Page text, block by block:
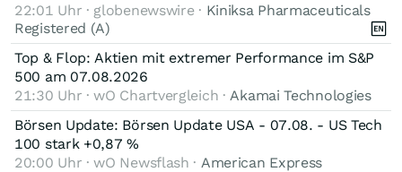
22:01 Uhr · globenewswire · Kiniksa Pharmaceuticals
Registered (A)
Top & Flop: Aktien mit extremer Performance im S&P
500 am 07.08.2026
21:30 Uhr · wO Chartvergleich · Akamai Technologies
Börsen Update: Börsen Update USA - 07.08. - US Tech
100 stark +0,87 %
20:00 Uhr · wO Newsflash · American Express